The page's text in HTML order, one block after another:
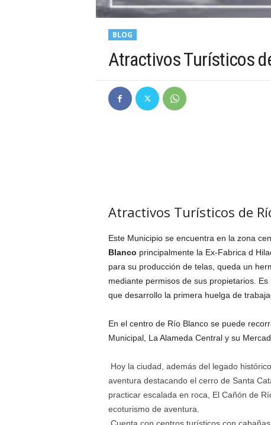
BLOG
Atractivos Turísticos
Atractivos Turísticos de
Este Municipio se encuentra en la zona
Blanco principalmente la Ex-Fabrica d
para su producción de telas, queda un
mediante permisos de sus propietarios.
que desarrollo la primera huelga de
En el centro de Río Blanco se puede
Municipal, La Alameda Central y su
Hoy la ciudad, además del legado
aventura destacando el cerro de Santa
practicar escalada en roca, El Cañón de
ecoturismo de aventura.
Cuenta con centros turísticos con